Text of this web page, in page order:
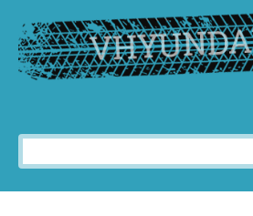
контенту
Поиск: